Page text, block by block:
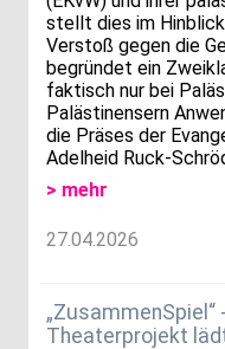
stellt dies im
Verstoß gegen die
begründet ein
faktisch nur bei
Palästinensern
die Präses der
Adelheid Ruck-
> mehr
27.04.2026
Theaterprojekt